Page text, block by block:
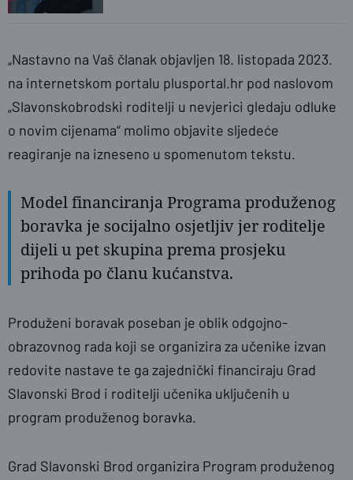
„Nastavno na Vaš članak objavljen 18. listopada 2023.
na internetskom portalu plusportal.hr pod naslovom
„Slavonskobrodski roditelji u nevjerici gledaju odluke
o novim cijenama“ molimo objavite sljedeće
reagiranje na izneseno u spomenutom tekstu.
Model financiranja Programa produženog
boravka je socijalno osjetljiv jer roditelje
dijeli u pet skupina prema prosjeku
prihoda po članu kućanstva.
Produženi boravak poseban je oblik odgojno-
obrazovnog rada koji se organizira za učenike izvan
redovite nastave te ga zajednički financiraju Grad
Slavonski Brod i roditelji učenika uključenih u
program produženog boravka.
Grad Slavonski Brod organizira Program produženog